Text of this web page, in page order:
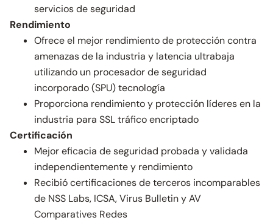
servicios de seguridad
Rendimiento
Ofrece el mejor rendimiento de protección contra
amenazas de la industria y latencia ultrabaja
utilizando un procesador de seguridad
incorporado (SPU) tecnología
Proporciona rendimiento y protección líderes en la
industria para SSL tráfico encriptado
Certificación
Mejor eficacia de seguridad probada y validada
independientemente y rendimiento
Recibió certificaciones de terceros incomparables
de NSS Labs, ICSA, Virus Bulletin y AV
Comparatives Redes